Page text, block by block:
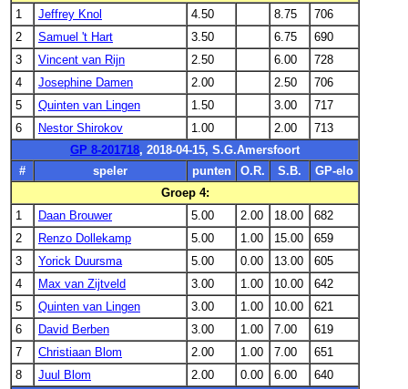
1
Jeffrey Knol 4.50 8.75
706
2
Samuel 't Hart 3.50 6.75
690
3
Vincent van Rijn 2.50 6.00
728
4
Josephine Damen 2.00 2.50
706
5
Quinten van Lingen 1.50 3.00
717
6
Nestor Shirokov 1.00 2.00
713
GP 8-201718, 2018-04-15, S.G.Amersfoort
#
speler punten O.R. S.B.
GP-elo
Groep 4:
1
Daan Brouwer 5.00 2.00 18.00
682
2
Renzo Dollekamp 5.00 1.00 15.00
659
3
Yorick Duursma 5.00 0.00 13.00
605
4
Max van Zijtveld 3.00 1.00 10.00
642
5
Quinten van Lingen 3.00 1.00 10.00
621
6
David Berben 3.00 1.00 7.00
619
7
Christiaan Blom 2.00 1.00 7.00
651
8
Juul Blom 2.00 0.00 6.00
640